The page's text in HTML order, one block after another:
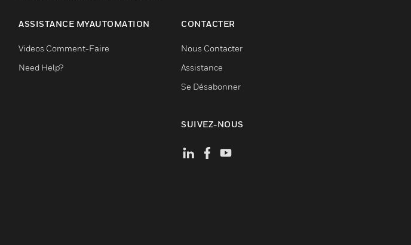
ASSISTANCE MYAUTOMATION
Videos Comment-Faire
Need Help?
CONTACTER
Nous Contacter
Assistance
Se Désabonner
SUIVEZ-NOUS